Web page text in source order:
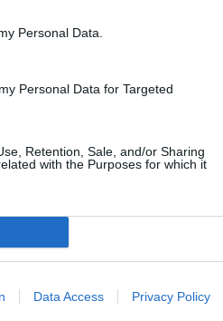
Personal Data.
Personal Data for Targeted
Retention, Sale, and/or Sharing
with the Purposes for which it
Data Access Privacy Policy
format e le squadre
i gironi e gli
Challenge Cup, la
nel primo fine...